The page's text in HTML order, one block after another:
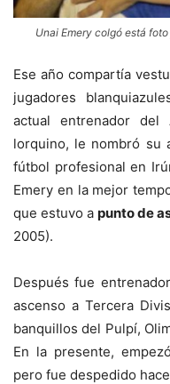
Unai Emery colgó está
Ese año compartía
jugadores
actual entrenador
lorquino, le nombró su
fútbol profesional en
Emery en la mejor
que estuvo a punto de
2005).
Después fue
ascenso a Tercera
banquillos del Pulpí,
En la presente,
pero fue despedido